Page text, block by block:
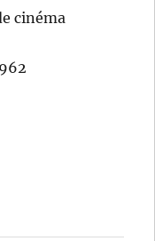
cinéma